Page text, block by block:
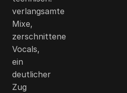
verlangsamte
Mixe,
zerschnittene
Vocals,
ein
deutlicher
Zug